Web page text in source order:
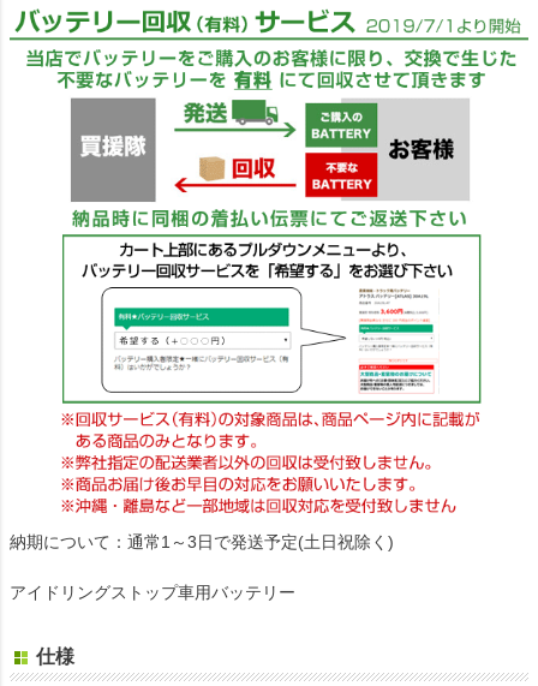
納期について：通常1～3日で発送予定(土日祝除く)
アイドリングストップ車用バッテリー
仕様